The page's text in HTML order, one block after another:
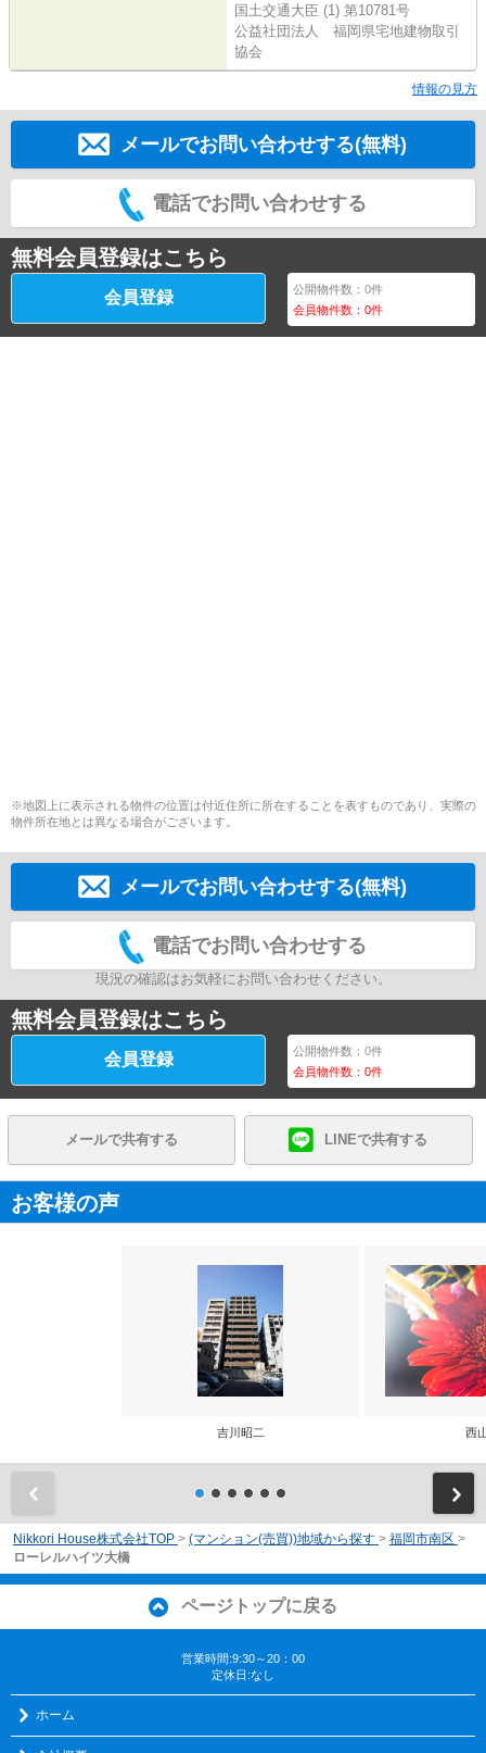
国土交通大臣 (1) 第10781号
公益社団法人 福岡県宅地建物取引
協会
情報の見方
メールでお問い合わせする(無料)
電話でお問い合わせする
無料会員登録はこちら
会員登録 公開物件数：0件
会員物件数：0件
※地図上に表示される物件の位置は付近住所に所在することを表すものであり、実際の
物件所在地とは異なる場合がございます。
メールでお問い合わせする(無料)
電話でお問い合わせする
現況の確認はお気軽にお問い合わせください。
無料会員登録はこちら
会員登録 公開物件数：0件
会員物件数：0件
メールで共有する LINEで共有する
お客様の声
吉川昭二 西
Nikkori House株式会社TOP > (マンション(売買))地域から探す > 福岡市南区 >
ローレルハイツ大橋
ページトップに戻る
営業時間:9:30～20：00
定休日:なし
ホーム